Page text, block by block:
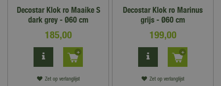
Decostar Klok ro Maaike S
dark grey - Ø60 cm
185,00
Zet op verlanglijst
Decostar Klok ro Marinus
grijs - Ø60 cm
199,00
Zet op verlanglijst